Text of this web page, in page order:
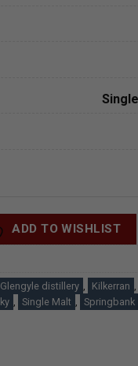
ADD TO WISHLIST
Glengyle distillery Kilkerran
Single Malt Springbank